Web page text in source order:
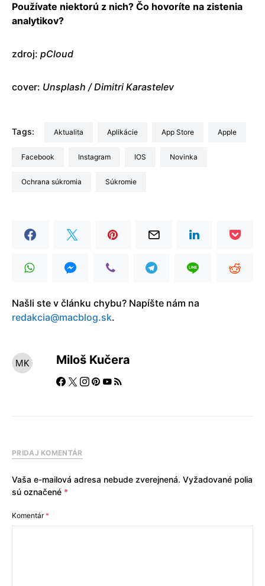
Používate niektorú z nich? Čo hovoríte na zistenia
analytikov?
zdroj: pCloud
cover: Unsplash / Dimitri Karastelev
Tags: aktualita Aplikácie App Store Apple
Facebook Instagram iOS Novinka
ochrana súkromia súkromie
Našli ste v článku chybu? Napíšte nám na
redakcia@macblog.sk.
Miloš Kučera
PRIDAJ KOMENTÁR
Vaša e-mailová adresa nebude zverejnená. Vyžadované polia
sú označené *
Komentár*